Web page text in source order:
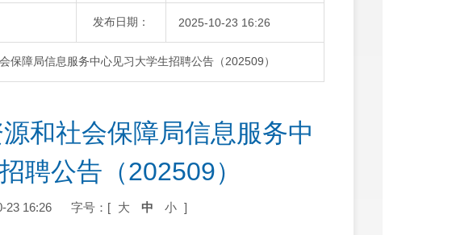
发布日期： 2025-10-23 16:26
保障局信息服务中心见习大学生招聘公告（202509）
和社会保障局信息服务中
聘公告（202509）
23 16:26 字号：[ 大 中 小 ]